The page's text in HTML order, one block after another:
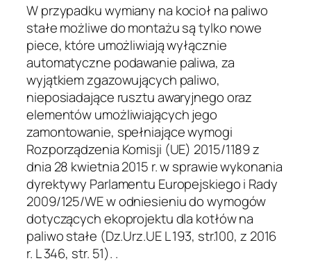
W przypadku wymiany na kocioł na paliwo
stałe możliwe do montażu są tylko nowe
piece, które umożliwiają wyłącznie
automatyczne podawanie paliwa, za
wyjątkiem zgazowujących paliwo,
nieposiadające rusztu awaryjnego oraz
elementów umożliwiających jego
zamontowanie, spełniające wymogi
Rozporządzenia Komisji (UE) 2015/1189 z
dnia 28 kwietnia 2015 r. w sprawie wykonania
dyrektywy Parlamentu Europejskiego i Rady
2009/125/WE w odniesieniu do wymogów
dotyczących ekoprojektu dla kotłów na
paliwo stałe (Dz.Urz.UE L 193, str.100, z 2016
r. L 346, str. 51). .